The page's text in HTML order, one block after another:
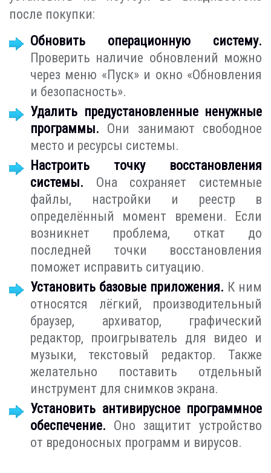
после покупки:
Обновить операционную систему.
Проверить наличие обновлений можно
через меню «Пуск» и окно «Обновления
и безопасность».
Удалить предустановленные ненужные
программы. Они занимают свободное
место и ресурсы системы.
Настроить точку восстановления
системы. Она сохраняет системные
файлы, настройки и реестр в
определённый момент времени. Если
возникнет проблема, откат до
последней точки восстановления
поможет исправить ситуацию.
Установить базовые приложения. К ним
относятся лёгкий, производительный
браузер, архиватор, графический
редактор, проигрыватель для видео и
музыки, текстовый редактор. Также
желательно поставить отдельный
инструмент для снимков экрана.
Установить антивирусное программное
обеспечение. Оно защитит устройство
от вредоносных программ и вирусов.